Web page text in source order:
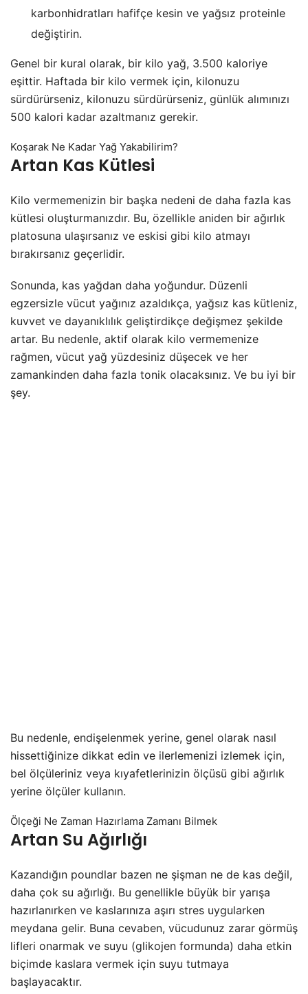
karbonhidratları hafifçe kesin ve yağsız proteinle
değiştirin.
Genel bir kural olarak, bir kilo yağ, 3.500 kaloriye
eşittir. Haftada bir kilo vermek için, kilonuzu
sürdürürseniz, kilonuzu sürdürürseniz, günlük alımınızı
500 kalori kadar azaltmanız gerekir.
Koşarak Ne Kadar Yağ Yakabilirim?
Artan Kas Kütlesi
Kilo vermemenizin bir başka nedeni de daha fazla kas
kütlesi oluşturmanızdır. Bu, özellikle aniden bir ağırlık
platosuna ulaşırsanız ve eskisi gibi kilo atmayı
bırakırsanız geçerlidir.
Sonunda, kas yağdan daha yoğundur. Düzenli
egzersizle vücut yağınız azaldıkça, yağsız kas kütleniz,
kuvvet ve dayanıklılık geliştirdikçe değişmez şekilde
artar. Bu nedenle, aktif olarak kilo vermemenize
rağmen, vücut yağ yüzdesiniz düşecek ve her
zamankinden daha fazla tonik olacaksınız. Ve bu iyi bir
şey.
Bu nedenle, endişelenmek yerine, genel olarak nasıl
hissettiğinize dikkat edin ve ilerlemenizi izlemek için,
bel ölçüleriniz veya kıyafetlerinizin ölçüsü gibi ağırlık
yerine ölçüler kullanın.
Ölçeği Ne Zaman Hazırlama Zamanı Bilmek
Artan Su Ağırlığı
Kazandığın poundlar bazen ne şişman ne de kas değil,
daha çok su ağırlığı. Bu genellikle büyük bir yarışa
hazırlanırken ve kaslarınıza aşırı stres uygularken
meydana gelir. Buna cevaben, vücudunuz zarar görmüş
lifleri onarmak ve suyu (glikojen formunda) daha etkin
biçimde kaslara vermek için suyu tutmaya
başlayacaktır.